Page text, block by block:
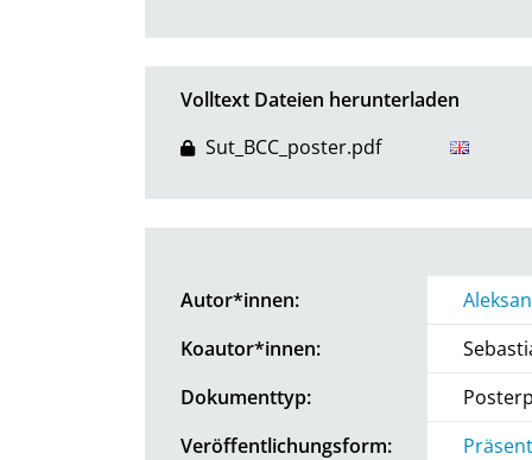
Volltext Dateien herunterladen
Sut_BCC_poster.pdf
Autor*innen:
Koautor*innen:
Dokumenttyp:
Veröffentlichungsform: